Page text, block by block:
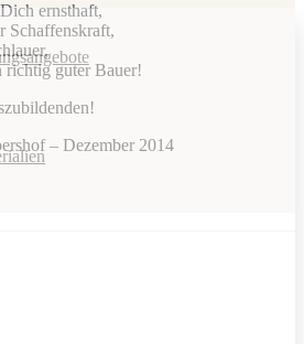
ernsthaft,
Schaffenskraft,
richtig guter Bauer!
– Dezember 2014